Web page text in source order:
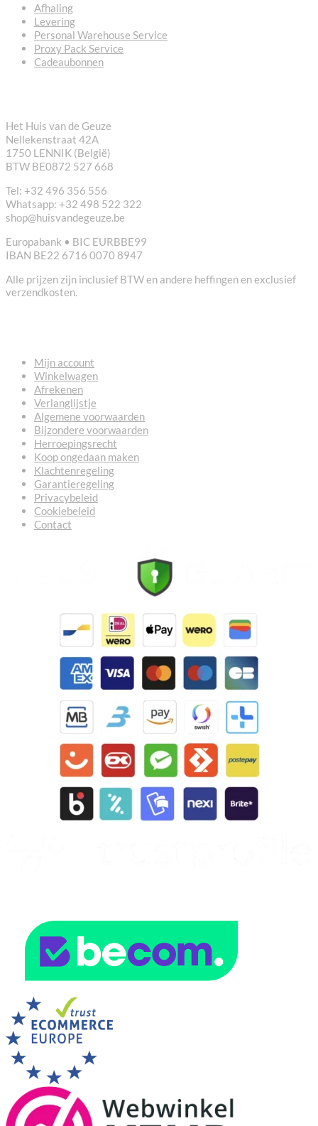
Afhaling
Levering
Personal Warehouse Service
Proxy Pack Service
Cadeaubonnen
Het Huis van de Geuze
Nellekenstraat 42A
1750 LENNIK (België)
BTW BE0872 527 668
Tel: +32 496 356 556
Whatsapp: +32 498 522 322
shop@huisvandegeuze.be
Europabank • BIC EURBBE99
IBAN BE22 6716 0070 8947
Alle prijzen zijn inclusief BTW en andere heffingen en exclusief
verzendkosten.
Mijn account
Winkelwagen
Afrekenen
Verlanglijstje
Algemene voorwaarden
Bijzondere voorwaarden
Herroepingsrecht
Koop ongedaan maken
Klachtenregeling
Garantieregeling
Privacybeleid
Cookiebeleid
Contact